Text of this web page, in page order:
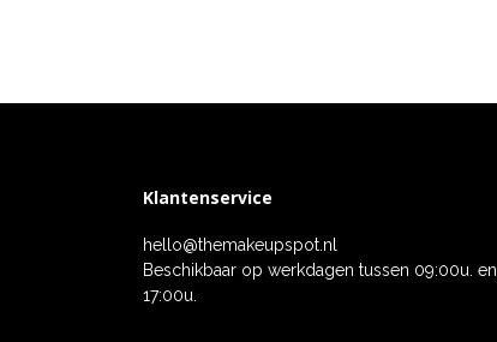
Klantenservice
hello@themakeupspot.nl
Beschikbaar op werkdagen tussen 09:00u. en
17:00u.